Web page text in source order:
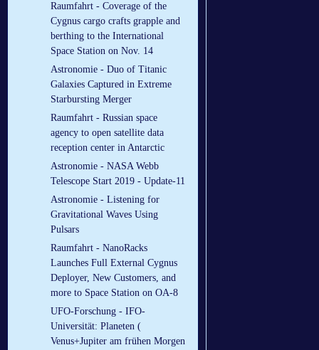
Raumfahrt - Coverage of the
Cygnus cargo crafts grapple and
berthing to the International
Space Station on Nov. 14
Astronomie - Duo of Titanic
Galaxies Captured in Extreme
Starbursting Merger
Raumfahrt - Russian space
agency to open satellite data
reception center in Antarctic
Astronomie - NASA Webb
Telescope Start 2019 - Update-11
Astronomie - Listening for
Gravitational Waves Using
Pulsars
Raumfahrt - NanoRacks
Launches Full External Cygnus
Deployer, New Customers, and
more to Space Station on OA-8
UFO-Forschung - IFO-
Universität: Planeten (
Venus+Jupiter am frühen Morgen